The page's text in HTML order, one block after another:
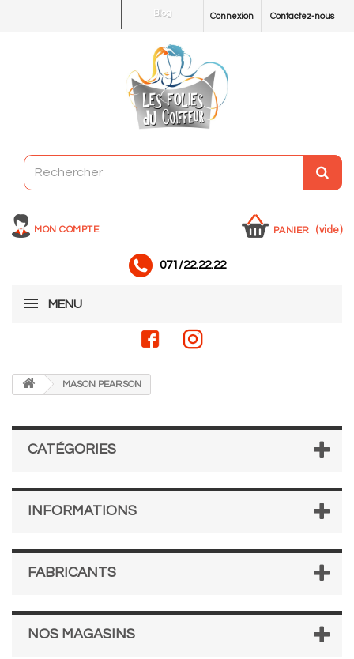
Contactez-nous
Connexion
Blog
MON COMPTE PANIER (vide)
071/22.22.22
MENU
MASON PEARSON
CATÉGORIES
INFORMATIONS
FABRICANTS
NOS MAGASINS